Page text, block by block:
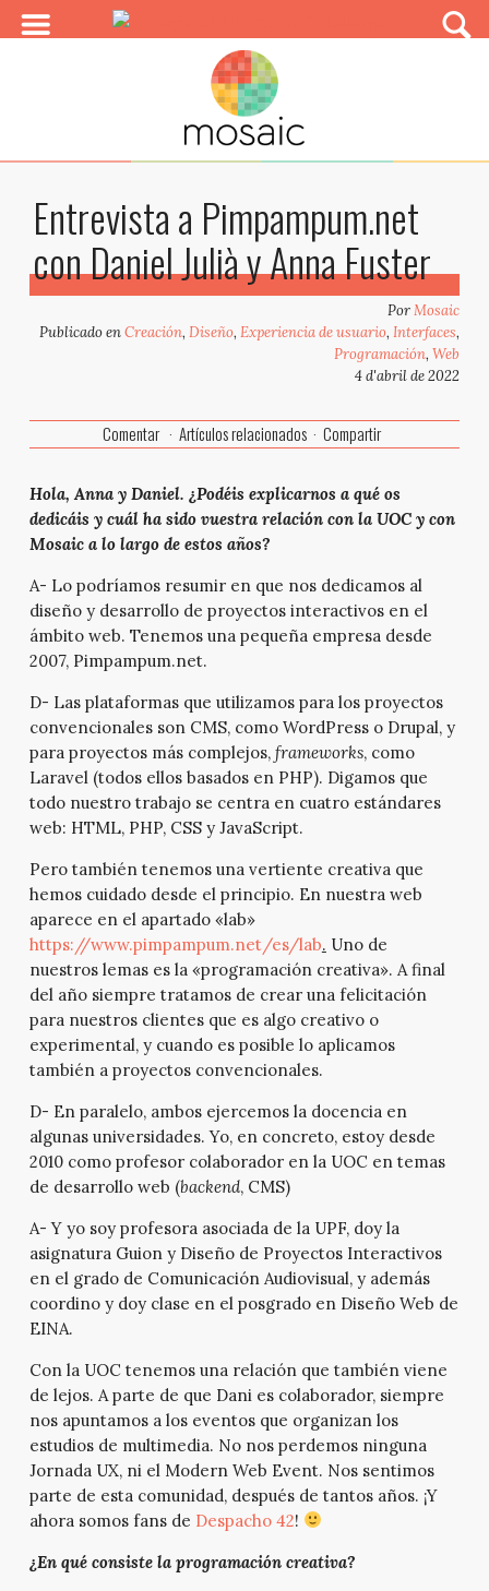
Entrevista a Pimpampum.net
con Daniel Julià y Anna Fuster
PorMosaic
Publicado enCreación,Diseño,Experiencia de usuario,Interfaces,
Programación,Web
4 d'abril de 2022
Comentar Artículos relacionados Compartir
Hola, Anna y Daniel. ¿Podéis explicarnos a qué os
dedicáis y cuál ha sido vuestra relación con la UOC y con
Mosaic a lo largo de estos años?
A- Lo podríamos resumir en que nos dedicamos al
diseño y desarrollo de proyectos interactivos en el
ámbito web. Tenemos una pequeña empresa desde
2007, Pimpampum.net.
D- Las plataformas que utilizamos para los proyectos
convencionales son CMS, como WordPress o Drupal, y
para proyectos más complejos, frameworks, como
Laravel (todos ellos basados en PHP). Digamos que
todo nuestro trabajo se centra en cuatro estándares
web: HTML, PHP, CSS y JavaScript.
Pero también tenemos una vertiente creativa que
hemos cuidado desde el principio. En nuestra web
aparece en el apartado «lab»
https://www.pimpampum.net/es/lab. Uno de
nuestros lemas es la «programación creativa». A final
del año siempre tratamos de crear una felicitación
para nuestros clientes que es algo creativo o
experimental, y cuando es posible lo aplicamos
también a proyectos convencionales.
D- En paralelo, ambos ejercemos la docencia en
algunas universidades. Yo, en concreto, estoy desde
2010 como profesor colaborador en la UOC en temas
de desarrollo web (backend, CMS)
A- Y yo soy profesora asociada de la UPF, doy la
asignatura Guion y Diseño de Proyectos Interactivos
en el grado de Comunicación Audiovisual, y además
coordino y doy clase en el posgrado en Diseño Web de
EINA.
Con la UOC tenemos una relación que también viene
de lejos. A parte de que Dani es colaborador, siempre
nos apuntamos a los eventos que organizan los
estudios de multimedia. No nos perdemos ninguna
Jornada UX, ni el Modern Web Event. Nos sentimos
parte de esta comunidad, después de tantos años. ¡Y
ahora somos fans de Despacho 42!
¿En qué consiste la programación creativa?